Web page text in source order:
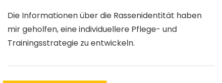
Die Informationen über die Rassenidentität haben
mir geholfen, eine individuellere Pflege- und
Trainingsstrategie zu entwickeln.